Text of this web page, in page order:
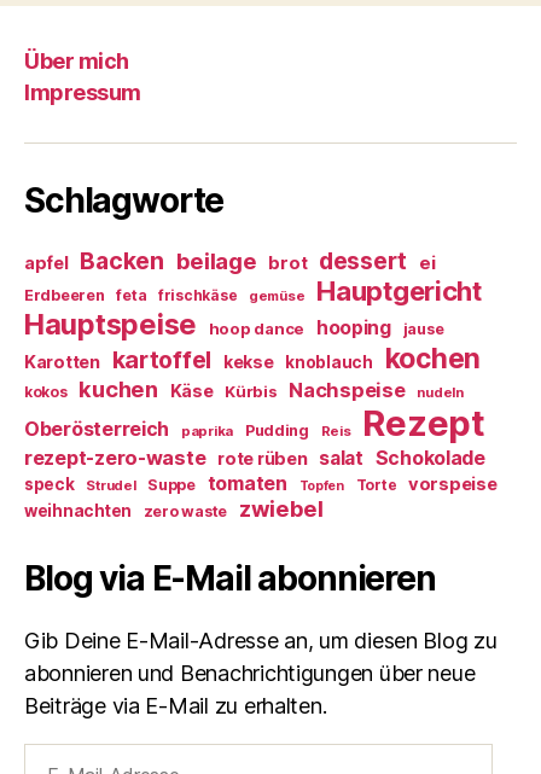
Über mich
Impressum
Schlagworte
apfel Backen beilage brot dessert ei
Erdbeeren feta frischkäse gemüse Hauptgericht
Hauptspeise hoop dance hooping jause
Karotten kartoffel kekse knoblauch kochen
kokos kuchen Käse Kürbis Nachspeise nudeln
Oberösterreich paprika Pudding Reis Rezept
rezept-zero-waste rote rüben salat Schokolade
speck Strudel Suppe tomaten Topfen Torte vorspeise
weihnachten zero waste zwiebel
Blog via E-Mail abonnieren
Gib Deine E-Mail-Adresse an, um diesen Blog zu
abonnieren und Benachrichtigungen über neue
Beiträge via E-Mail zu erhalten.